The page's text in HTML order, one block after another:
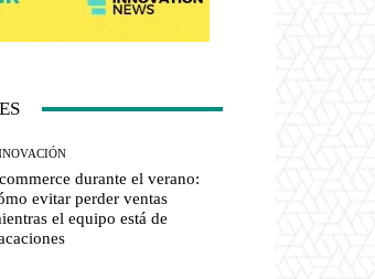
durante el verano:
evitar perder ventas
el equipo está de